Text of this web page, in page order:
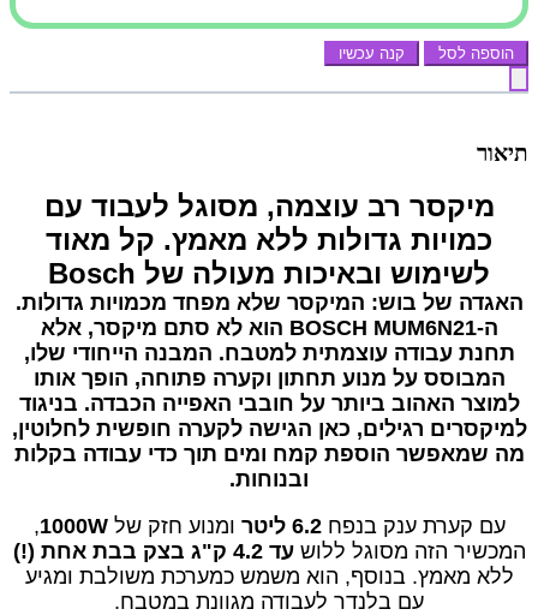
הוספה לסל קנה עכשיו
תיאור
מיקסר רב עוצמה, מסוגל לעבוד עם
כמויות גדולות ללא מאמץ. קל מאוד
לשימוש ובאיכות מעולה של Bosch
האגדה של בוש: המיקסר שלא מפחד מכמויות גדולות.
ה-BOSCH MUM6N21 הוא לא סתם מיקסר, אלא
תחנת עבודה עוצמתית למטבח. המבנה הייחודי שלו,
המבוסס על מנוע תחתון וקערה פתוחה, הופך אותו
למוצר האהוב ביותר על חובבי האפייה הכבדה. בניגוד
למיקסרים רגילים, כאן הגישה לקערה חופשית לחלוטין,
מה שמאפשר הוספת קמח ומים תוך כדי עבודה בקלות
ובנוחות.
עם קערת ענק בנפח6.2 ליטר ומנוע חזק של1000W
,
המכשיר הזה מסוגל ללוש עד 4.2 ק"ג בצק בבת אחת (!)
ללא מאמץ. בנוסף, הוא משמש כמערכת משולבת ומגיע
עם בלנדר לעבודה מגוונת במטבח.